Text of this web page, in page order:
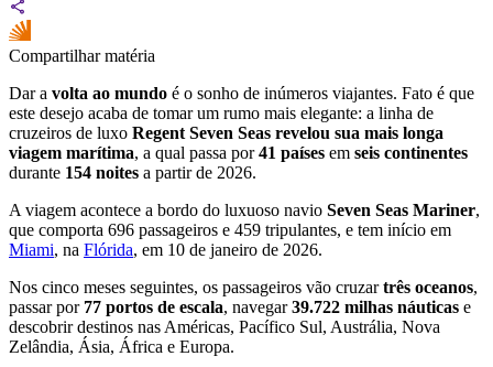
Compartilhar matéria
Dar a volta ao mundo é o sonho de inúmeros viajantes. Fato é que
este desejo acaba de tomar um rumo mais elegante: a linha de
cruzeiros de luxo Regent Seven Seas revelou sua mais longa
viagem marítima, a qual passa por41 países em seis continentes
durante 154 noites a partir de 2026.
A viagem acontece a bordo do luxuoso navio Seven Seas Mariner,
que comporta 696 passageiros e 459 tripulantes, e tem início em
Miami, na Flórida, em 10 de janeiro de 2026.
Nos cinco meses seguintes, os passageiros vão cruzartrês oceanos,
passar por 77 portos de escala, navegar39.722 milhas náuticas e
descobrir destinos nas Américas, Pacífico Sul, Austrália, Nova
Zelândia, Ásia, África e Europa.